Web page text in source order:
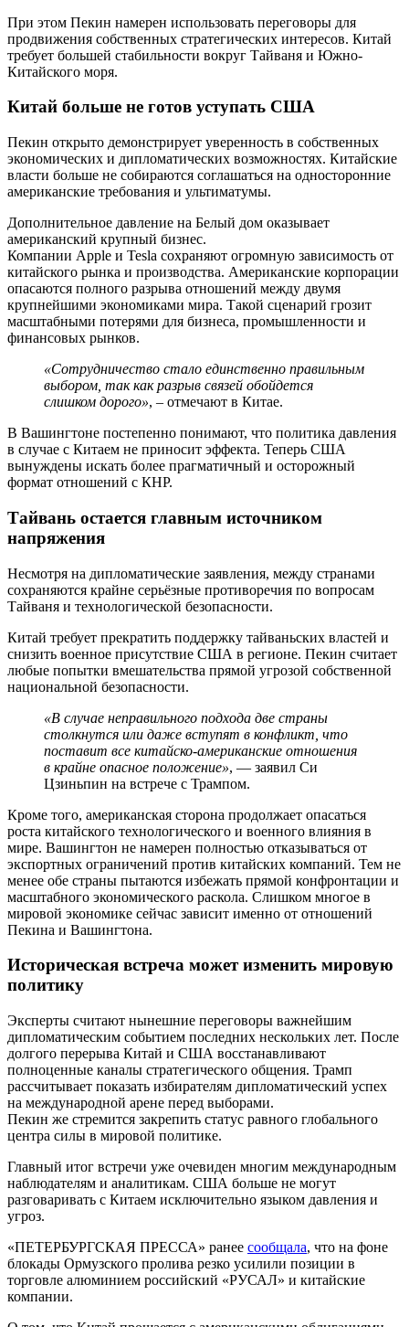
При этом Пекин намерен использовать переговоры для
продвижения собственных стратегических интересов. Китай
требует большей стабильности вокруг Тайваня и Южно-
Китайского моря.
Китай больше не готов уступать США
Пекин открыто демонстрирует уверенность в собственных
экономических и дипломатических возможностях. Китайские
власти больше не собираются соглашаться на односторонние
американские требования и ультиматумы.
Дополнительное давление на Белый дом оказывает
американский крупный бизнес.
Компании Apple и Tesla сохраняют огромную зависимость от
китайского рынка и производства. Американские корпорации
опасаются полного разрыва отношений между двумя
крупнейшими экономиками мира. Такой сценарий грозит
масштабными потерями для бизнеса, промышленности и
финансовых рынков.
«Сотрудничество стало единственно правильным
выбором, так как разрыв связей обойдется
слишком дорого», – отмечают в Китае.
В Вашингтоне постепенно понимают, что политика давления
в случае с Китаем не приносит эффекта. Теперь США
вынуждены искать более прагматичный и осторожный
формат отношений с КНР.
Тайвань остается главным источником
напряжения
Несмотря на дипломатические заявления, между странами
сохраняются крайне серьёзные противоречия по вопросам
Тайваня и технологической безопасности.
Китай требует прекратить поддержку тайваньских властей и
снизить военное присутствие США в регионе. Пекин считает
любые попытки вмешательства прямой угрозой собственной
национальной безопасности.
«В случае неправильного подхода две страны
столкнутся или даже вступят в конфликт, что
поставит все китайско-американские отношения
в крайне опасное положение», — заявил Си
Цзиньпин на встрече с Трампом.
Кроме того, американская сторона продолжает опасаться
роста китайского технологического и военного влияния в
мире. Вашингтон не намерен полностью отказываться от
экспортных ограничений против китайских компаний. Тем не
менее обе страны пытаются избежать прямой конфронтации и
масштабного экономического раскола. Слишком многое в
мировой экономике сейчас зависит именно от отношений
Пекина и Вашингтона.
Историческая встреча может изменить мировую
политику
Эксперты считают нынешние переговоры важнейшим
дипломатическим событием последних нескольких лет. После
долгого перерыва Китай и США восстанавливают
полноценные каналы стратегического общения. Трамп
рассчитывает показать избирателям дипломатический успех
на международной арене перед выборами.
Пекин же стремится закрепить статус равного глобального
центра силы в мировой политике.
Главный итог встречи уже очевиден многим международным
наблюдателям и аналитикам. США больше не могут
разговаривать с Китаем исключительно языком давления и
угроз.
«ПЕТЕРБУРГСКАЯ ПРЕССА» ранее сообщала, что на фоне
блокады Ормузского пролива резко усилили позиции в
торговле алюминием российский «РУСАЛ» и китайские
компании.